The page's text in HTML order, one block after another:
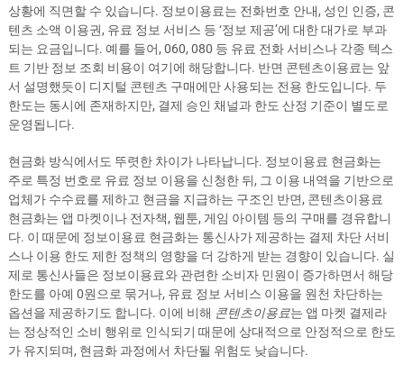
상황에 직면할 수 있습니다. 정보이용료는 전화번호 안내, 성인 인증, 콘
텐츠 소액 이용권, 유료 정보 서비스 등 ‘정보 제공’에 대한 대가로 부과
되는 요금입니다. 예를 들어, 060, 080 등 유료 전화 서비스나 각종 텍스
트 기반 정보 조회 비용이 여기에 해당합니다. 반면 콘텐츠이용료는 앞
서 설명했듯이 디지털 콘텐츠 구매에만 사용되는 전용 한도입니다. 두
한도는 동시에 존재하지만, 결제 승인 채널과 한도 산정 기준이 별도로
운영됩니다.
현금화 방식에서도 뚜렷한 차이가 나타납니다. 정보이용료 현금화는
주로 특정 번호로 유료 정보 이용을 신청한 뒤, 그 이용 내역을 기반으로
업체가 수수료를 제하고 현금을 지급하는 구조인 반면, 콘텐츠이용료
현금화는 앱 마켓이나 전자책, 웹툰, 게임 아이템 등의 구매를 경유합니
다. 이 때문에 정보이용료 현금화는 통신사가 제공하는 결제 차단 서비
스나 이용 한도 제한 정책의 영향을 더 강하게 받는 경향이 있습니다. 실
제로 통신사들은 정보이용료와 관련한 소비자 민원이 증가하면서 해당
한도를 아예 0원으로 묶거나, 유료 정보 서비스 이용을 원천 차단하는
옵션을 제공하기도 합니다. 이에 비해 콘텐츠이용료는 앱 마켓 결제라
는 정상적인 소비 행위로 인식되기 때문에 상대적으로 안정적으로 한도
가 유지되며, 현금화 과정에서 차단될 위험도 낮습니다.